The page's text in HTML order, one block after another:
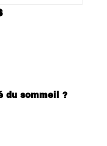
du sommeil ?